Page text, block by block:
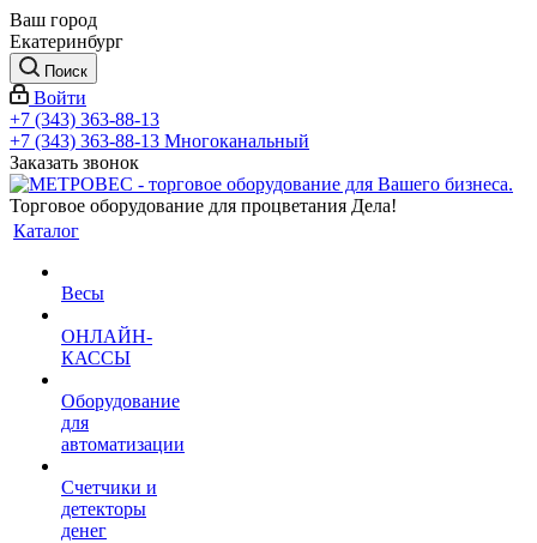
Ваш город
Екатеринбург
Поиск
Войти
+7 (343) 363-88-13
+7 (343) 363-88-13 Многоканальный
Заказать звонок
Торговое оборудование для процветания Дела!
Каталог
Весы
ОНЛАЙН-
КАССЫ
Оборудование
для
автоматизации
Счетчики и
детекторы
денег